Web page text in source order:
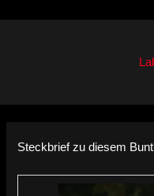
Steckbrief zu diesem